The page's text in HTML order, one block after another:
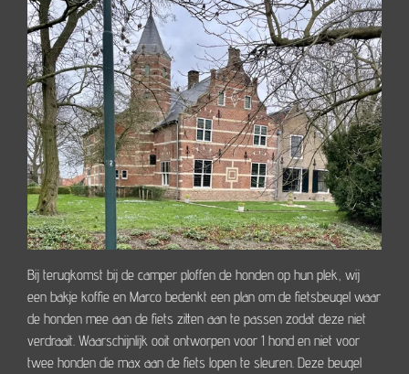
Bij terugkomst bij de camper ploffen de honden op hun plek, wij
een bakje koffie en Marco bedenkt een plan om de fietsbeugel waar
de honden mee aan de fiets zitten aan te passen zodat deze niet
verdraait. Waarschijnlijk ooit ontworpen voor 1 hond en niet voor
twee honden die max aan de fiets lopen te sleuren. Deze beugel